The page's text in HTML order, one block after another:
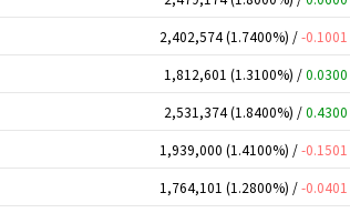
2,402,574 (1.7400%) /-0.1001
1,812,601 (1.3100%) /0.0300
2,531,374 (1.8400%) /0.4300
1,939,000 (1.4100%) /-0.1501
1,764,101 (1.2800%) /-0.0401